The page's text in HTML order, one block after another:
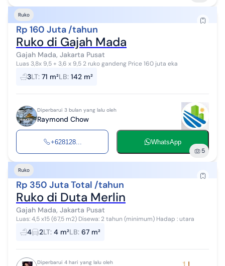
Ruko
Rp 160 Juta /tahun
Ruko di Gajah Mada
Gajah Mada, Jakarta Pusat
Luas 3,8x 9,5 + 3,6 x 9,5 2 ruko gandeng Price 160 juta eka
3LT: 71 m²LB: 142 m²
Diperbarui 3 bulan yang lalu oleh
Raymond Chow
+628128... WhatsApp
5
Ruko
Rp 350 Juta Total /tahun
Ruko di Duta Merlin
Gajah Mada, Jakarta Pusat
Luas: 4,5 x15 (67,5 m2) Disewa: 2 tahun (minimum) Hadap : utara
4 2LT: 4 m²LB: 67 m²
Diperbarui 4 hari yang lalu oleh